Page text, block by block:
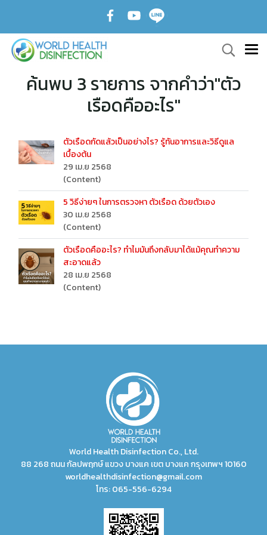
ค้นพบ 3 รายการ จากคำว่า"ตัว
เรือดคืออะไร"
ตัวเรือดกัดแล้วเป็นอย่างไร? รู้ทันอาการและวิธีดูแล
เบื้องต้น
29 เม.ย 2568
(Content)
5 วิธีง่ายๆ ในการตรวจหา ตัวเรือด ด้วยตัวเอง
30 เม.ย 2568
(Content)
ตัวเรือดคืออะไร? ทำไมมันถึงกลับมาได้แม้คุณทำความ
สะอาดแล้ว
28 เม.ย 2568
(Content)
World Health Disinfection Co., Ltd.
88 268 ถนน กัลปพฤกษ์ แขวง บางแค เขต บางแค กรุงเทพฯ 10160
worldhealthdisinfection@gmail.com
โทร:065-556-6294